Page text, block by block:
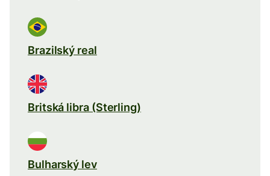
Brazilský real
Britská libra (Sterling)
Bulharský lev